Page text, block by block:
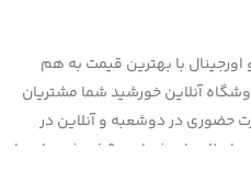
با بهترین قیمت به هم
آنلاین خورشید شما مشتریان
حضوری در دوشعبه و آنلاین در
برنامه و سایت باسلام بود. غرفه ی ما در باسلام با بیش از 900 فروش و اعتماد